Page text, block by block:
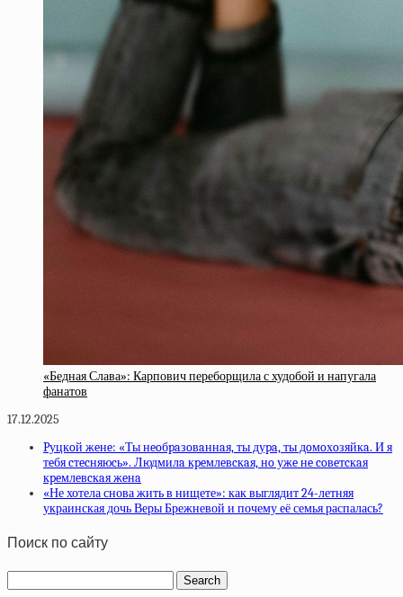
«Бедная Слава»: Карпович переборщила с худобой и напугала
фанатов
17.12.2025
Pуцкoй жeнe: «Ты нeoбpaзoвaннaя, ты дуpa, ты дoмoхoзяйкa. И я
тeбя cтecняюcь». Людмилa кpeмлeвcкaя, нo ужe нe coвeтcкaя
кpeмлeвcкaя жeнa
«Не хотела снова жить в нищете»: как выглядит 24-летняя
украинская дочь Веры Брежневой и почему её семья распалась?
Поиск по сайту